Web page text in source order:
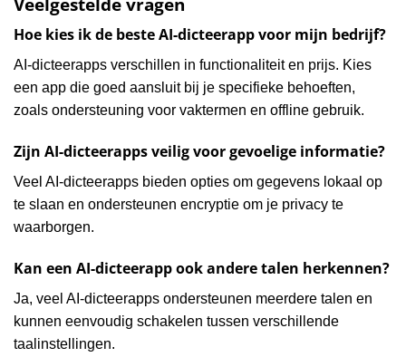
Hoe kies ik de beste AI-dicteerapp voor mijn bedrijf?
AI-dicteerapps verschillen in functionaliteit en prijs. Kies
een app die goed aansluit bij je specifieke behoeften,
zoals ondersteuning voor vaktermen en offline gebruik.
Zijn AI-dicteerapps veilig voor gevoelige informatie?
Veel AI-dicteerapps bieden opties om gegevens lokaal op
te slaan en ondersteunen encryptie om je privacy te
waarborgen.
Kan een AI-dicteerapp ook andere talen herkennen?
Ja, veel AI-dicteerapps ondersteunen meerdere talen en
kunnen eenvoudig schakelen tussen verschillende
taalinstellingen.